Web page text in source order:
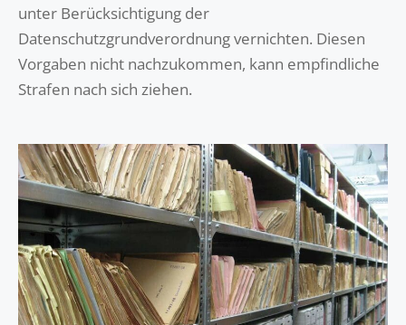
unter Berücksichtigung der
Datenschutzgrundverordnung vernichten. Diesen
Vorgaben nicht nachzukommen, kann empfindliche
Strafen nach sich ziehen.